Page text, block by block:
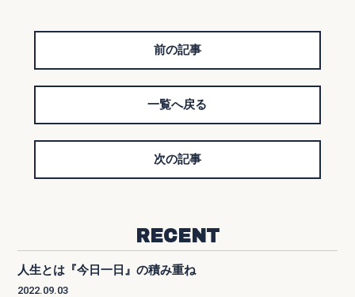
前の記事
一覧へ戻る
次の記事
RECENT
人生とは『今日一日』の積み重ね
2022.09.03